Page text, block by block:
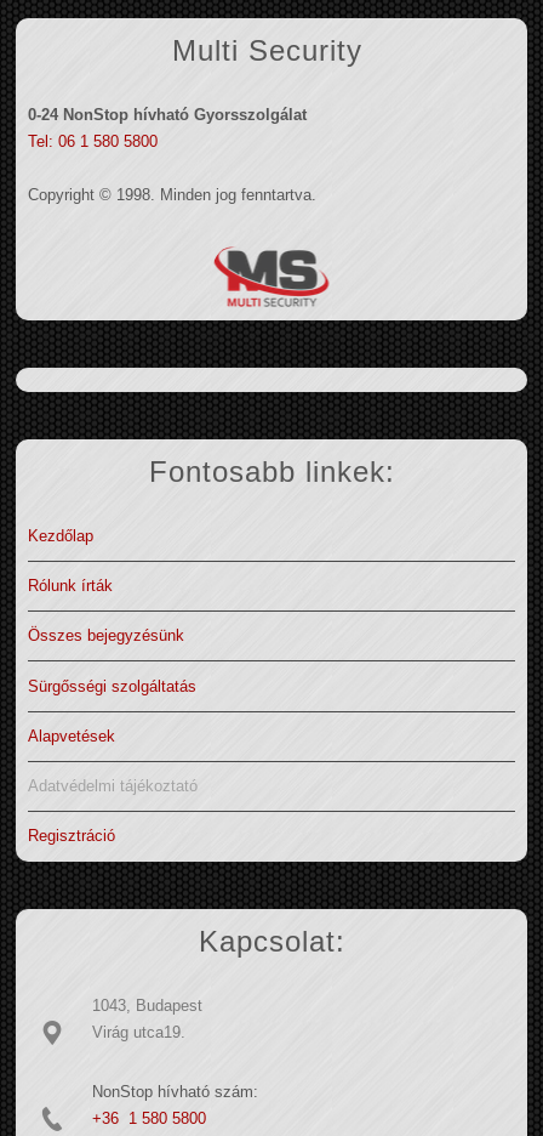
Multi Security
0-24 NonStop hívható Gyorsszolgálat
Tel: 06 1 580 5800
Copyright © 1998. Minden jog fenntartva.
Fontosabb linkek:
Kezdőlap
Rólunk írták
Összes bejegyzésünk
Sürgősségi szolgáltatás
Alapvetések
Adatvédelmi tájékoztató
Regisztráció
Kapcsolat:
1043, Budapest
Virág utca19.
NonStop hívható szám:
+36 1 580 5800